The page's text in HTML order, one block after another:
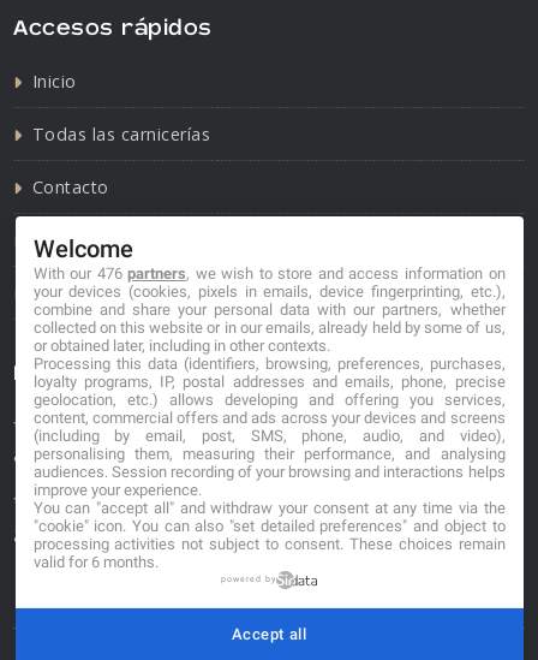
Accesos rápidos
Inicio
Todas las carnicerías
Contacto
Política de cookies
Política de privacidad
Información de contacto
*No se garantiza que los datos mostrados estén
actualizados.
** Los precios mostrados son estimaciones y no se
garantiza su veracidad.
Welcome
With our 476partners, we wish to store and access information on
your devices (cookies, pixels in emails, device fingerprinting, etc.),
combine and share your personal data with our partners, whether
collected on this website or in our emails, already held by some of us,
or obtained later, including in other contexts.
Processing this data (identifiers, browsing, preferences, purchases,
loyalty programs, IP, postal addresses and emails, phone, precise
geolocation, etc.) allows developing and offering you services,
content, commercial offers and ads across your devices and screens
(including by email, post, SMS, phone, audio, and video),
personalising them, measuring their performance, and analysing
audiences. Session recording of your browsing and interactions helps
improve your experience.
You can "accept all" and withdraw your consent at any time via the
"cookie" icon. You can also "set detailed preferences" and object to
processing activities not subject to consent. These choices remain
valid for 6 months.
powered by
Accept all